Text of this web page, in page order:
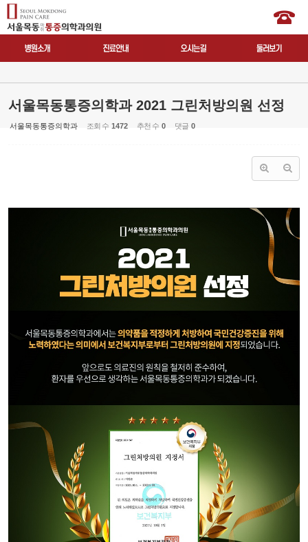
서울목동통증의학과 2021 그린처방의원 선정
서울목동통증의학과 조회 수 1472 추천 수 0 댓글 0